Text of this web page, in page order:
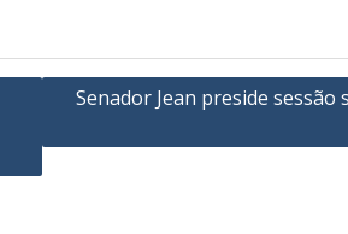
Senador Jean preside sessão